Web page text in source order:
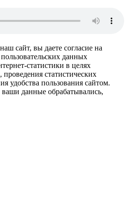
сайт, вы даете согласие на
пользовательских данных
статистики в целях
статистических
удобства пользования сайтом.
данные обрабатывались,